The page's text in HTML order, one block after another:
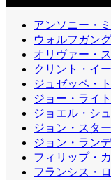
アンソニー・
ウォルフガン
オリヴァー・
クリント・イ
ジュゼッペ・
ジョー・ライト
ジョエル・シ
ジョン・スタ
ジョン・ラン
フィリップ・
フランシス・